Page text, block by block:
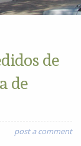
de
de
post a comment